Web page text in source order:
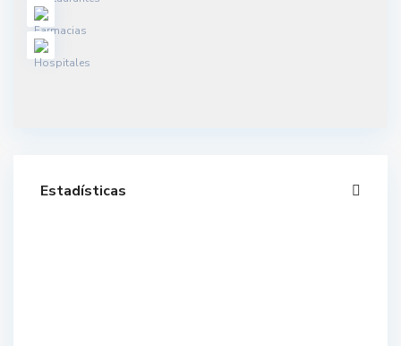
Estadísticas